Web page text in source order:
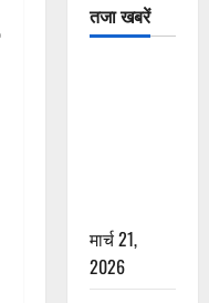
तजा खबरें
मार्च 21,
2026